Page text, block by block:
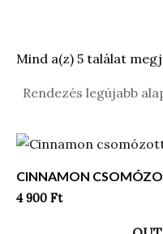
Mind a(z) 5 találat
CINNAMON
4 900 Ft